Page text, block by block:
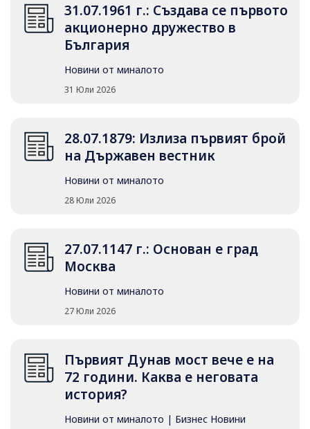
31.07.1961 г.: Създава се първото
акционерно дружество в
България
Новини от миналото
31 Юли 2026
28.07.1879: Излиза първият брой
на Държавен вестник
Новини от миналото
28 Юли 2026
27.07.1147 г.: Основан е град
Москва
Новини от миналото
27 Юли 2026
Първият Дунав мост вече е на
72 години. Каква е неговата
история?
Новини от миналото | Бизнес Новини